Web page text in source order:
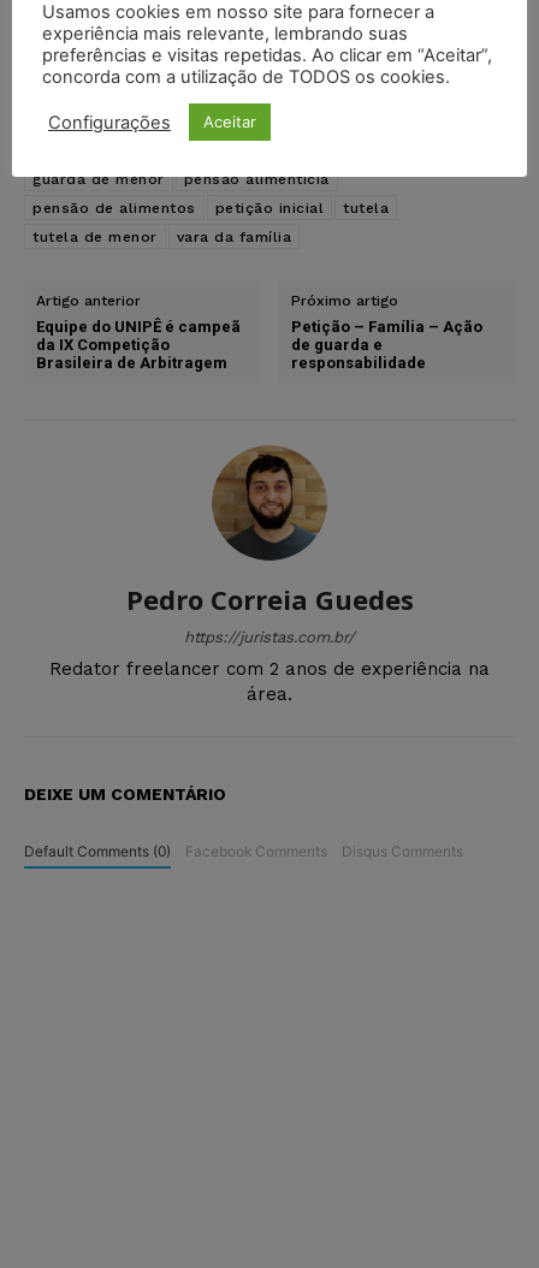
Nextdoor E-mail Mastodon
LinkedIn
guarda de menor
pensão alimentícia
pensão de alimentos
petição inicial
tutela
tutela de menor
vara da família
Artigo anterior
Equipe do UNIPÊ é campeã
da IX Competição
Brasileira de Arbitragem
Próximo artigo
Petição – Família – Ação
de guarda e
responsabilidade
Pedro Correia Guedes
https://juristas.com.br/
Redator freelancer com 2 anos de experiência na
área.
DEIXE UM COMENTÁRIO
Default Comments (0) Facebook Comments Disqus Comments
Usamos cookies em nosso site para fornecer a
experiência mais relevante, lembrando suas
preferências e visitas repetidas. Ao clicar em “Aceitar”,
concorda com a utilização de TODOS os cookies.
Configurações Aceitar